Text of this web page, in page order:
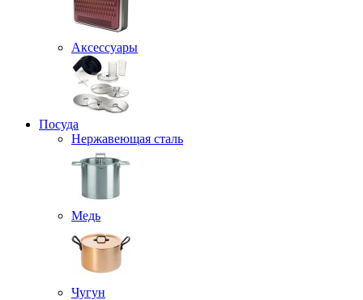
Аксессуары
Посуда
Нержавеющая сталь
Медь
Чугун